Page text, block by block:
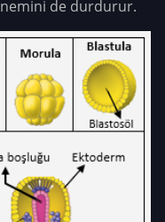
de durdurur.